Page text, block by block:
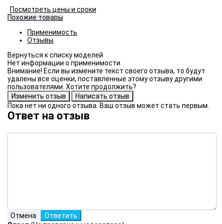
Посмотреть цены и сроки
Похожие товары
Применимость
Отзывы
Нет информации о применимости
Внимание! Если вы измените текст своего отзыва, то будут
удалены все оценки, поставленные этому отзыву другими
пользователями. Хотите продолжить?
Пока нет ни одного отзыва. Ваш отзыв может стать первым.
Ответ на отзыв